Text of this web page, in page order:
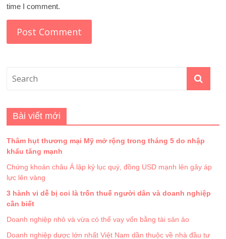
time I comment.
Bài viết mới
Thâm hụt thương mại Mỹ mở rộng trong tháng 5 do nhập
khẩu tăng mạnh
Chứng khoán châu Á lập kỷ lục quý, đồng USD mạnh lên gây áp
lực lên vàng
3 hành vi dễ bị coi là trốn thuế người dân và doanh nghiệp
cần biết
Doanh nghiệp nhỏ và vừa có thể vay vốn bằng tài sản ảo
Doanh nghiệp dược lớn nhất Việt Nam dần thuộc về nhà đầu tư